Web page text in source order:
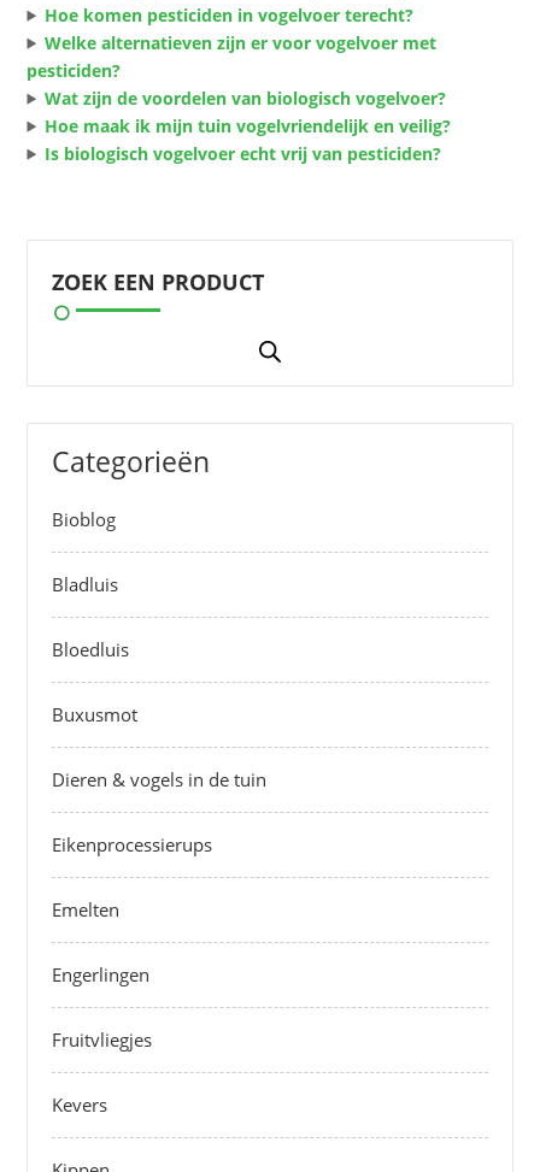
Hoe komen pesticiden in vogelvoer terecht?
Welke alternatieven zijn er voor vogelvoer met
pesticiden?
Wat zijn de voordelen van biologisch vogelvoer?
Hoe maak ik mijn tuin vogelvriendelijk en veilig?
Is biologisch vogelvoer echt vrij van pesticiden?
ZOEK EEN PRODUCT
Categorieën
Bioblog
Bladluis
Bloedluis
Buxusmot
Dieren & vogels in de tuin
Eikenprocessierups
Emelten
Engerlingen
Fruitvliegjes
Kevers